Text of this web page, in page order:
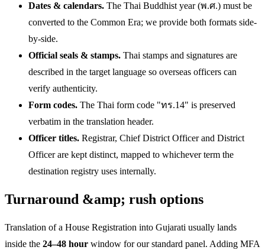
Dates & calendars. The Thai Buddhist year (พ.ศ.) must be
converted to the Common Era; we provide both formats side-
by-side.
Official seals & stamps. Thai stamps and signatures are
described in the target language so overseas officers can
verify authenticity.
Form codes. The Thai form code "ทร.14" is preserved
verbatim in the translation header.
Officer titles. Registrar, Chief District Officer and District
Officer are kept distinct, mapped to whichever term the
destination registry uses internally.
Turnaround &amp; rush options
Translation of a House Registration into Gujarati usually lands
inside the 24–48 hour window for our standard panel. Adding MFA